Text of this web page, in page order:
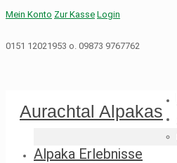
Mein Konto Zur Kasse Login
0151 12021953 o. 09873 9767762
Aurachtal Alpakas
Alpaka Erlebnisse